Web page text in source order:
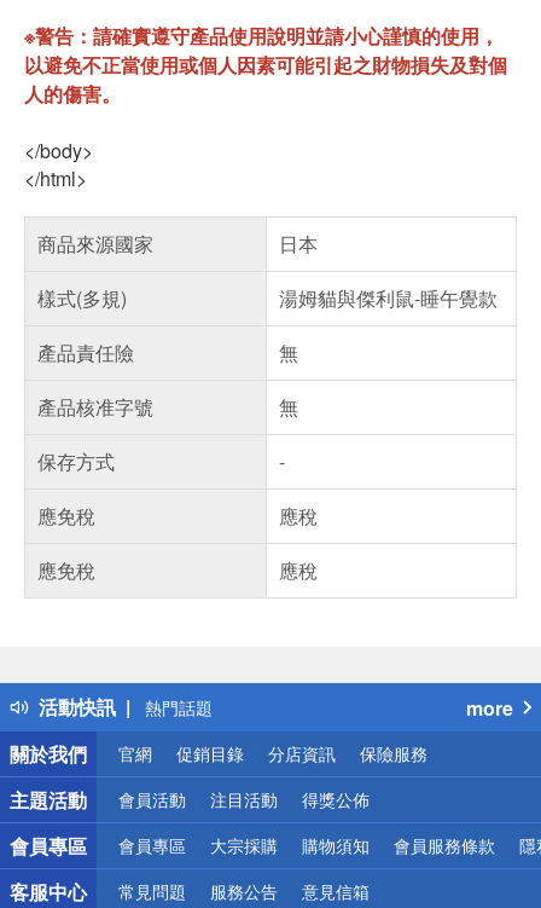
※警告：請確實遵守產品使用說明並請小心謹慎的使用，
以避免不正當使用或個人因素可能引起之財物損失及對個
人的傷害。
</body>
</html>
商品來源國家
日本
樣式(多規)
湯姆貓與傑利鼠-睡午覺款
產品責任險
無
產品核准字號
無
保存方式
-
應免稅
應稅
應免稅
應稅
活動快訊
得獎公告
熱門話題
銀行優惠
偏遠地區配送
詐騙網頁！請小心！
more
關於我們
官網 促銷目錄 分店資訊 保險服務
主題活動 會員活動 注目活動 得獎公佈
會員專區 會員專區 大宗採購 購物須知 會員服務條款 隱
客服中心 常見問題 服務公告 意見信箱